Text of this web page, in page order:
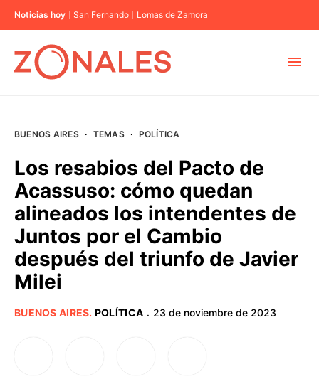
Noticias hoy San Fernando Lomas de Zamora
BUENOS AIRES
PROVINCIAS
ELECCIONES 2023
BUENOS AIRES · TEMAS · POLÍTICA
Los resabios del Pacto de
Acassuso: cómo quedan
alineados los intendentes de
Juntos por el Cambio
después del triunfo de Javier
Milei
BUENOS AIRES. POLÍTICA · 23 de noviembre de 2023